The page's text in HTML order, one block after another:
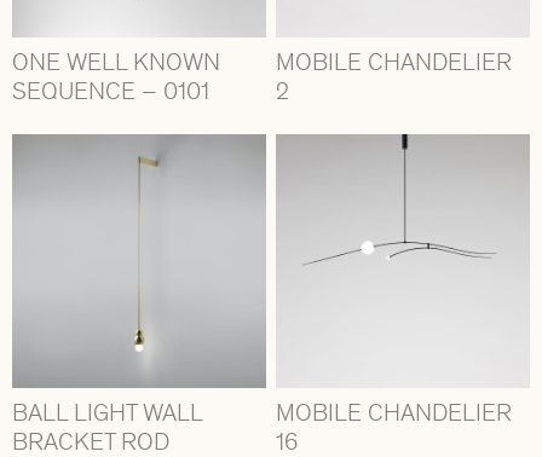
ONE WELL KNOWN
SEQUENCE – 0101
MOBILE CHANDELIER
2
BALL LIGHT WALL
BRACKET ROD
MOBILE CHANDELIER
16